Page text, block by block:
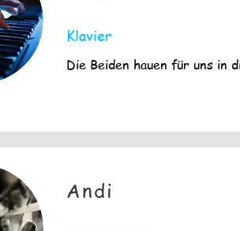
Klavier
Die Beiden hauen für uns in
Andi